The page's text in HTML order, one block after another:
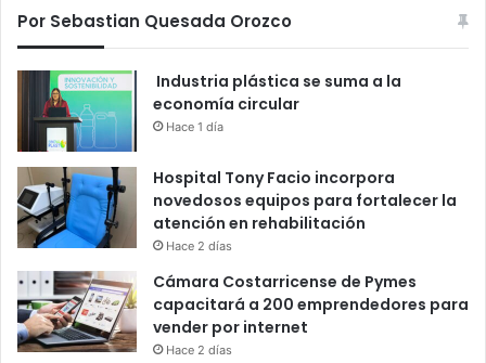
Por Sebastian Quesada Orozco
Industria plástica se suma a la
economía circular
Hace 1 día
Hospital Tony Facio incorpora
novedosos equipos para fortalecer la
atención en rehabilitación
Hace 2 días
Cámara Costarricense de Pymes
capacitará a 200 emprendedores para
vender por internet
Hace 2 días